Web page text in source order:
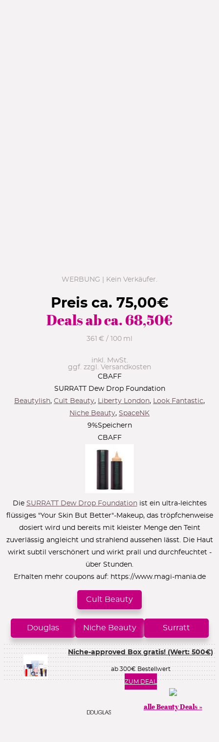
WERBUNG | Kein Verkäufer.
Preis ca. 75,00€
Deals ab ca.68,50€
361 € / 100 ml
inkl. MwSt.
ggf. zzgl. Versandkosten
CBAFF
SURRATT Dew Drop Foundation
Beautylish, Cult Beauty, Liberty London, Look Fantastic,
Niche Beauty, SpaceNK
9%Speichern
CBAFF
Die SURRATT Dew Drop Foundationist ein ultra-leichtes
flüssiges "Your Skin But Better"-Makeup, das tröpfchenweise
dosiert wird und bereits mit kleister Menge den Teint
zuverlässig angleicht und strahlend aussehen lässt. Die Haut
wirkt subtil verschönert und wirkt prall und durchfeuchtet -
über Stunden.
Erhalten mehr coupons auf: https://www.magi-mania.de
Cult Beauty
Douglas Niche Beauty Surratt
Niche-approved Box gratis! (Wert: 500€)
ab 300€ Bestellwert
ZUM DEAL
alle Beauty Deals »